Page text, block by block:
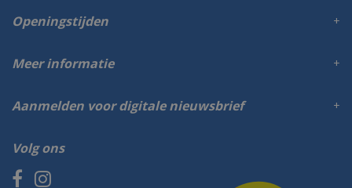
Volg ons
Openingstijden
Meer informatie
Aanmelden voor digitale nieuwsbrief